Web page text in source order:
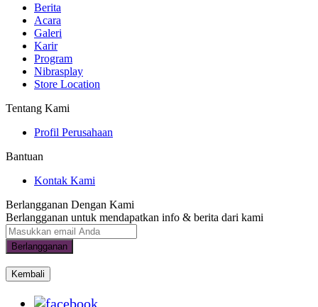
Berita
Acara
Galeri
Karir
Program
Nibrasplay
Store Location
Tentang Kami
Profil Perusahaan
Bantuan
Kontak Kami
Berlangganan Dengan Kami
Berlangganan untuk mendapatkan info & berita dari kami
Berlangganan
Kembali